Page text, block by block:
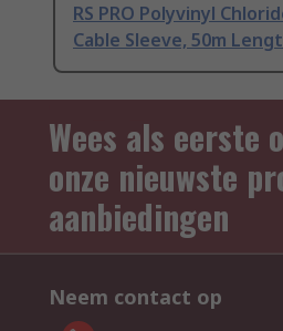
RS PRO Polyvinyl
Cable Sleeve, 50m
Wees als eerste
onze nieuwste
aanbiedingen
Neem contact op